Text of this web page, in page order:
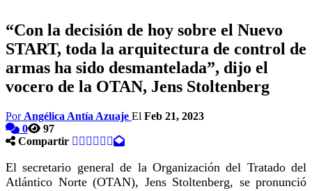
“Con la decisión de hoy sobre el Nuevo
START, toda la arquitectura de control de
armas ha sido desmantelada”, dijo el
vocero de la OTAN, Jens Stoltenberg
Por Angélica Antía Azuaje El Feb 21, 2023
0
97
Compartir
El secretario general de la Organización del Tratado del
Atlántico Norte (OTAN), Jens Stoltenberg, se pronunció